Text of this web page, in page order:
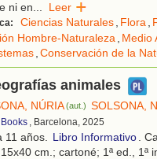
ni en
Leer
Ciencias Naturales Flora
Hombre-Naturaleza
Medio
Conservación de la
animales
NÚRIA(aut.) SOLSONA,
, Barcelona, 2025
11 años. Libro Informativo
.
cm.; cartoné; 1ª ed., 1ª